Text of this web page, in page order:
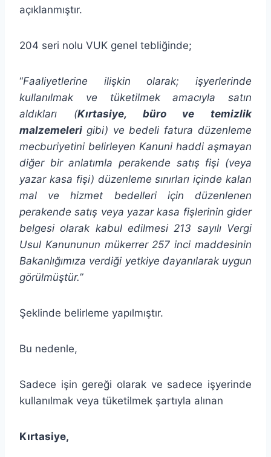
açıklanmıştır.
204 seri nolu VUK genel tebliğinde;
“Faaliyetlerine ilişkin olarak; işyerlerinde
kullanılmak ve tüketilmek amacıyla satın
aldıkları (Kırtasiye, büro ve temizlik
malzemeleri gibi) ve bedeli fatura düzenleme
mecburiyetini belirleyen Kanuni haddi aşmayan
diğer bir anlatımla perakende satış fişi (veya
yazar kasa fişi) düzenleme sınırları içinde kalan
mal ve hizmet bedelleri için düzenlenen
perakende satış veya yazar kasa fişlerinin gider
belgesi olarak kabul edilmesi 213 sayılı Vergi
Usul Kanununun mükerrer 257 inci maddesinin
Bakanlığımıza verdiği yetkiye dayanılarak uygun
görülmüştür.”
Şeklinde belirleme yapılmıştır.
Bu nedenle,
Sadece işin gereği olarak ve sadece işyerinde
kullanılmak veya tüketilmek şartıyla alınan
Kırtasiye,